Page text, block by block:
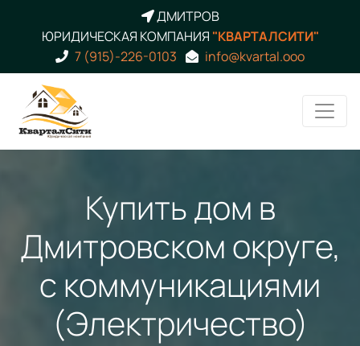
ДМИТРОВ
ЮРИДИЧЕСКАЯ КОМПАНИЯ "КВАРТАЛСИТИ"
7 (915)-226-0103
info@kvartal.ooo
Купить дом в
Дмитровском округе,
с коммуникациями
(Электричество)